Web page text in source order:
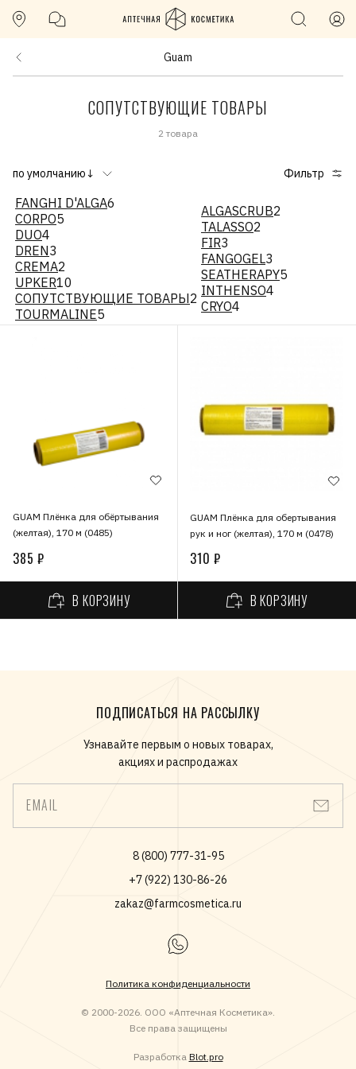
Guam
СОПУТСТВУЮЩИЕ ТОВАРЫ
2 товара
по умолчанию↓ Фильтр
FANGHI D'ALGA6
CORPO5
DUO4
DREN3
CREMA2
UPKER10
СОПУТСТВУЮЩИЕ ТОВАРЫ2
TOURMALINE5
ALGASCRUB2
TALASSO2
FIR3
FANGOGEL3
SEATHERAPY5
INTHENSO4
CRYO4
GUAM Плёнка для обёртывания
(желтая), 170 м (0485)
385 ₽
В КОРЗИНУ
GUAM Плёнка для обертывания
рук и ног (желтая), 170 м (0478)
310 ₽
В КОРЗИНУ
ПОДПИСАТЬСЯ НА РАССЫЛКУ
Узнавайте первым о новых товарах,
акциях и распродажах
EMAIL
8 (800) 777-31-95
+7 (922) 130-86-26
zakaz@farmcosmetica.ru
Политика конфиденциальности
© 2000-2026. ООО «Аптечная Косметика».
Все права защищены
Разработка Blot.pro